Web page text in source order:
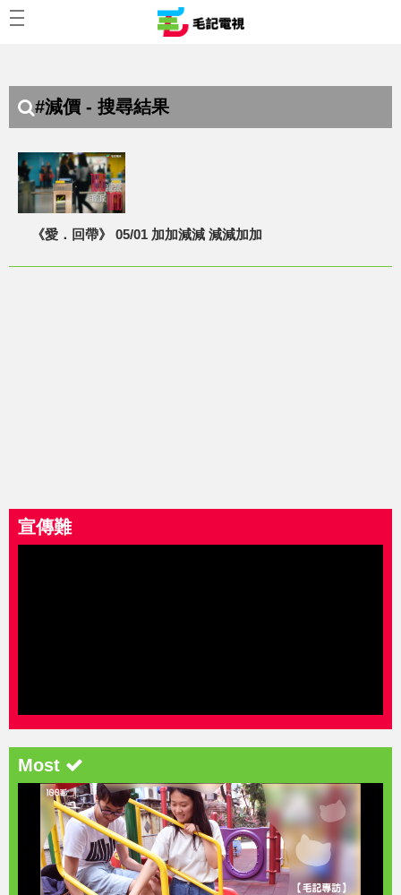
#減價 - 搜尋結果
《愛．回帶》 05/01 加加減減 減減加加
宣傳難
Most